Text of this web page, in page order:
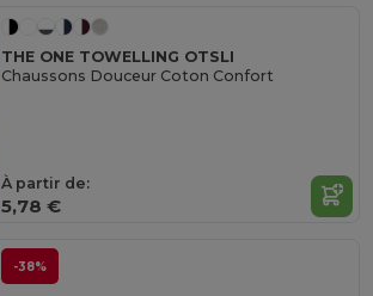
THE ONE TOWELLING OTSLI
Chaussons Douceur Coton Confort
À partir de:
5,78 €
-38%